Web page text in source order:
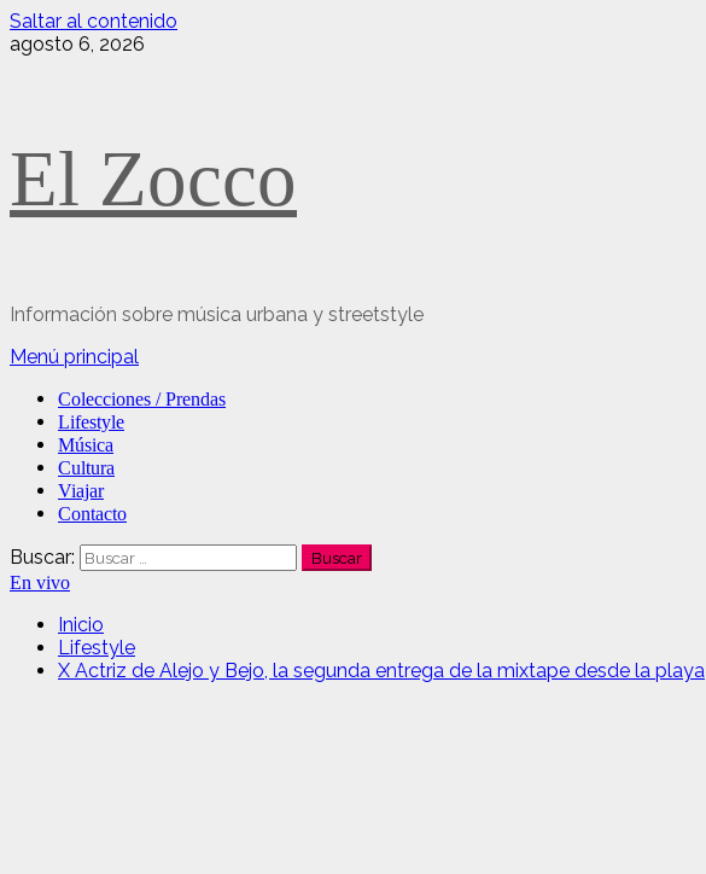
Saltar al contenido
agosto 6, 2026
El Zocco
Información sobre música urbana y streetstyle
Menú principal
Colecciones / Prendas
Lifestyle
Música
Cultura
Viajar
Contacto
Buscar:
En vivo
Inicio
Lifestyle
X Actriz de Alejo y Bejo, la segunda entrega de la mixtape desde la playa